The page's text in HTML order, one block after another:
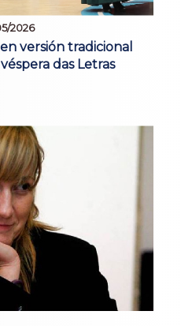
2026
versión tradicional
das Letras